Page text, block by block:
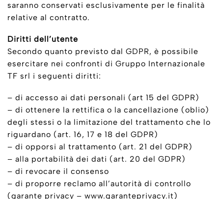
saranno conservati esclusivamente per le finalità
relative al contratto.
Diritti dell’utente
Secondo quanto previsto dal GDPR, è possibile
esercitare nei confronti di Gruppo Internazionale
TF srl i seguenti diritti:
– di accesso ai dati personali (art 15 del GDPR)
– di ottenere la rettifica o la cancellazione (oblio)
degli stessi o la limitazione del trattamento che lo
riguardano (art. 16, 17 e 18 del GDPR)
– di opporsi al trattamento (art. 21 del GDPR)
– alla portabilità dei dati (art. 20 del GDPR)
– di revocare il consenso
– di proporre reclamo all’autorità di controllo
(garante privacy – www.garanteprivacy.it)